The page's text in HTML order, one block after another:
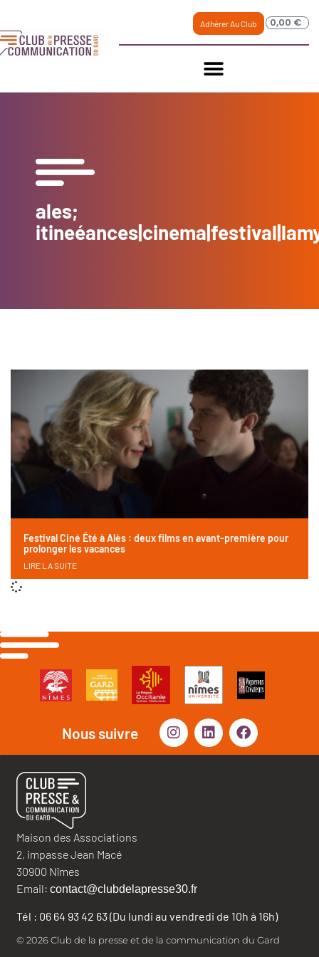
Adhérer Au Club 0,00 €
ales;
Festival Ciné Êté à Alès : deux films en avant-première pour
prolonger les vacances
LIRE LA SUITE
Nous suivre
Maison des Associations
2, impasse Jean Macé
30900 Nîmes
Email: contact@clubdelapresse30.fr
Tél : 06 64 93 42 63 (Du lundi au vendredi de 10h à 16h)
© 2026 Club de la presse et de la communication du Gard